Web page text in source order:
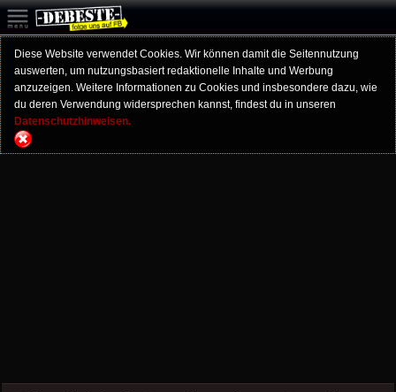
Diese Website verwendet Cookies. Wir können damit die Seitennutzung
auswerten, um nutzungsbasiert redaktionelle Inhalte und Werbung
anzuzeigen. Weitere Informationen zu Cookies und insbesondere dazu, wie
du deren Verwendung widersprechen kannst, findest du in unseren
Datenschutzhinweisen.